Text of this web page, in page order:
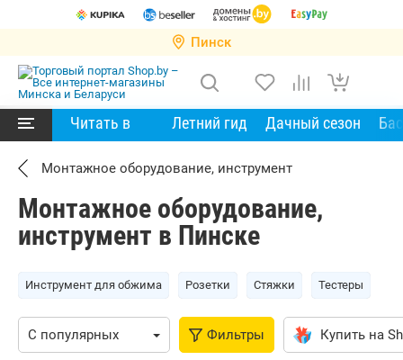
Пинск
Читать в Летний гид Дачный сезон
Монтажное оборудование, инструмент
Монтажное оборудование,
инструмент в Пинске
Инструмент для обжима Розетки Стяжки Тестеры
Фильтры Купить на